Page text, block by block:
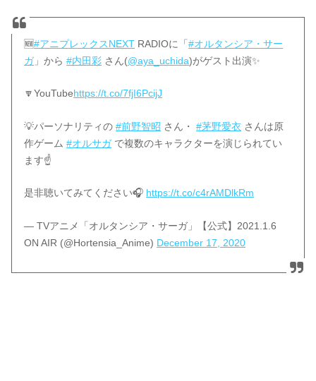
🆕#アニプレックスNEXT RADIOに「#オルタンシア・サー
ガ」から#内田彩 さん(@aya_uchida)がゲスト出演✨
🔽YouTubehttps://t.co/7fjI6PcijJ
💡パーソナリティの#前野智昭 さん・#茅野愛衣 さんは原
作ゲーム#オルサガで複数のキャラクターを演じられてい
ます☝️
是非聴いてみてください🎧 https://t.co/c4rAMDlkRm
— TVアニメ「オルタンシア・サーガ」【公式】2021.1.6
ON AIR (@Hortensia_Anime) December 17, 2020